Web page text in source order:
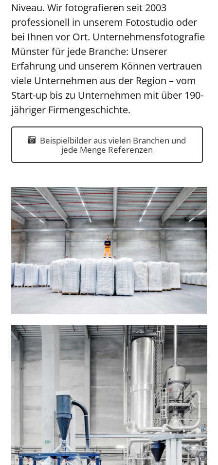
Niveau. Wir fotografieren seit 2003
professionell in unserem Fotostudio oder
bei Ihnen vor Ort. Unternehmensfotografie
Münster für jede Branche: Unserer
Erfahrung und unserem Können vertrauen
viele Unternehmen aus der Region – vom
Start-up bis zu Unternehmen mit über 190-
jähriger Firmengeschichte.
Beispielbilder aus vielen Branchen und
jede Menge Referenzen